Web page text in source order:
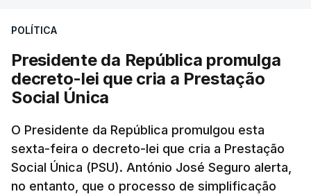
POLÍTICA
Presidente da República promulga
decreto-lei que cria a Prestação
Social Única
O Presidente da República promulgou esta
sexta-feira o decreto-lei que cria a Prestação
Social Única (PSU). António José Seguro alerta,
no entanto, que o processo de simplificação